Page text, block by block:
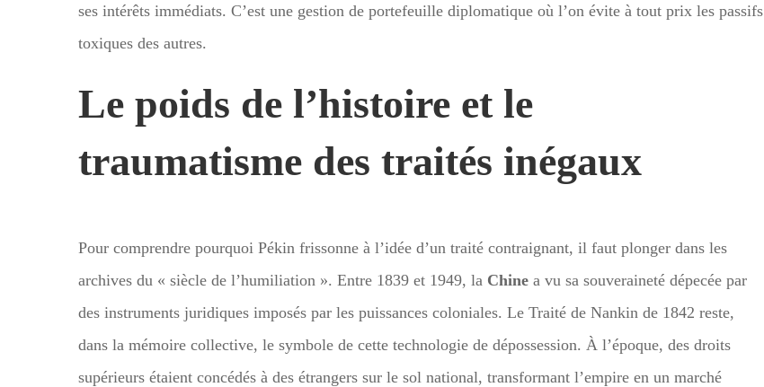
ses intérêts immédiats. C’est une gestion de portefeuille diplomatique où l’on évite à tout prix les passifs
toxiques des autres.
Le poids de l’histoire et le
traumatisme des traités inégaux
Pour comprendre pourquoi Pékin frissonne à l’idée d’un traité contraignant, il faut plonger dans les
archives du « siècle de l’humiliation ». Entre 1839 et 1949, la Chine a vu sa souveraineté dépecée par
des instruments juridiques imposés par les puissances coloniales. Le Traité de Nankin de 1842 reste,
dans la mémoire collective, le symbole de cette technologie de dépossession. À l’époque, des droits
supérieurs étaient concédés à des étrangers sur le sol national, transformant l’empire en un marché